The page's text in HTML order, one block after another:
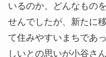
いるのか、どんなもの
せんでしたが、新たに
て住みやすいまちであ
しいとの思いが小谷さ